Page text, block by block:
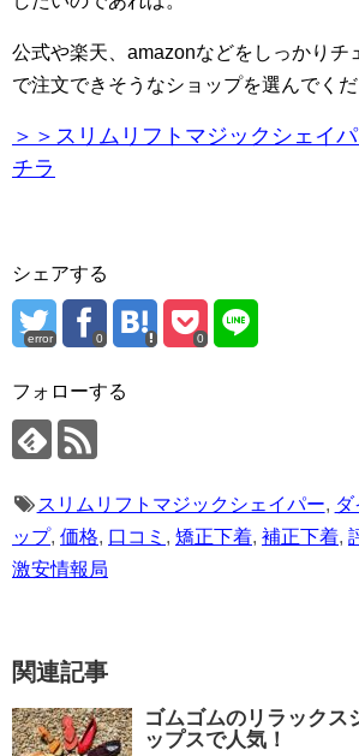
公式や楽天、amazonなどをしっかりチ
で注文できそうなショップを選んでくだ
＞＞スリムリフトマジックシェイ
チラ
シェアする
error 0 0
フォローする
スリムリフトマジックシェイパー,
ップ, 価格, 口コミ , 矯正下着, 補正下着,
激安情報局
関連記事
ゴムゴムのリラックス
ップスで人気！